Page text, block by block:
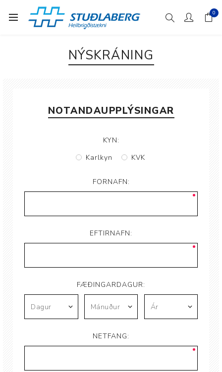
0
NÝSKRÁNING
NOTANDAUPPLÝSINGAR
KYN:
Karlkyn
KVK
FORNAFN:
EFTIRNAFN:
FÆÐINGARDAGUR:
NETFANG: